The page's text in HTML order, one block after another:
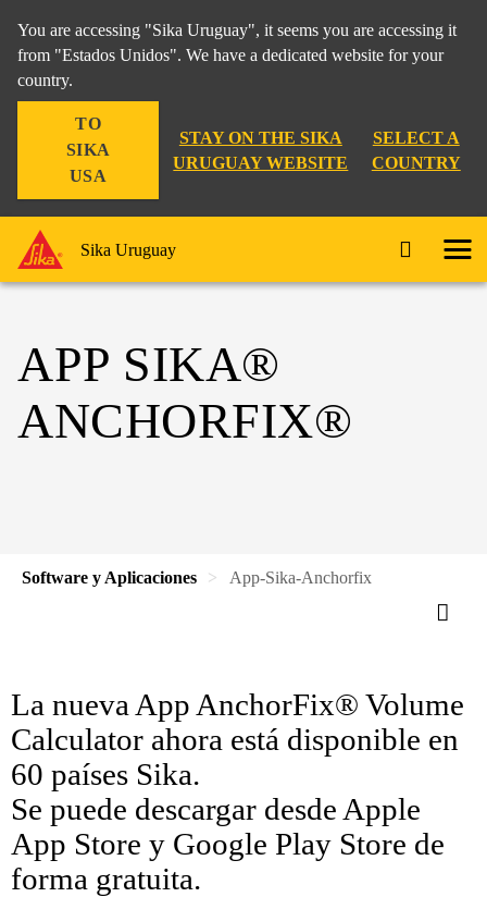
You are accessing "Sika Uruguay", it seems you are accessing it
from "Estados Unidos". We have a dedicated website for your
country.
TO
SIKA
USA
STAY ON THE SIKA
URUGUAY WEBSITE
SELECT A
COUNTRY
Sika Uruguay
APP SIKA®
ANCHORFIX®
Software y Aplicaciones App-Sika-Anchorfix
La nueva App AnchorFix® Volume
Calculator ahora está disponible en
60 países Sika.
Se puede descargar desde Apple
App Store y Google Play Store de
forma gratuita.